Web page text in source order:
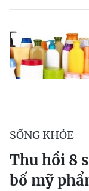
SỐNG KHỎE
Thu hồi 8
bố mỹ